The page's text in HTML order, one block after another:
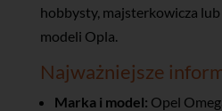
hobbysty, majsterkowicza
modeli Opla.
Najważniejsze
Marka i model: Opel